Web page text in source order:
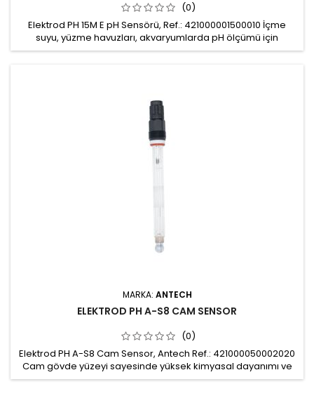
(0)
Elektrod PH 15M E pH Sensörü, Ref.: 421000001500010 İçme
suyu, yüzme havuzları, akvaryumlarda pH ölçümü için
kullanılabilir. Ölçüm aralığı: pH 2-12 Kablo uzunluğu: 15m
MARKA: ANTECH
ELEKTROD PH A-S8 CAM SENSOR
(0)
Elektrod PH A-S8 Cam Sensor, Antech Ref.: 421000050002020
Cam gövde yüzeyi sayesinde yüksek kimyasal dayanımı ve
kirli/atık su uygulamalarında yüksek performans Ölçüm